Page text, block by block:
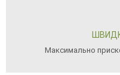
Максимально